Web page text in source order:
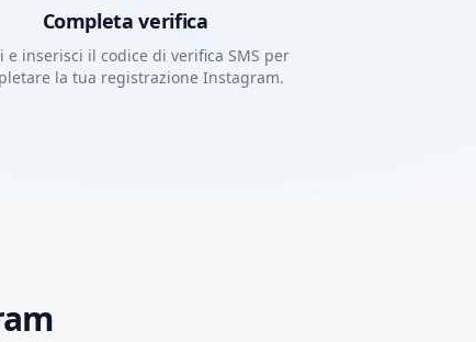
Completa verifica
e inserisci il codice di verifica SMS per
la tua registrazione Instagram.